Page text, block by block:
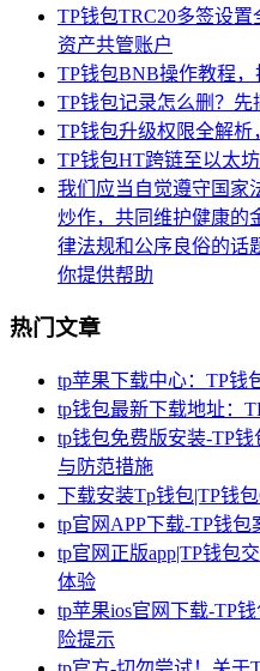
TP钱包TRC20多签设
资产共管账户
TP钱包BNB操作教程
TP钱包记录怎么删？
TP钱包升级权限全解
TP钱包HT跨链至以太
我们应当自觉遵守国家
炒作，共同维护健康的
律法规和公序良俗的话
你提供帮助
热门文章
tp苹果下载中心：TP钱
tp钱包最新下载地址：
tp钱包免费版安装-TP
与防范措施
下载安装Tp钱包|TP钱
tp官网APP下载-TP钱
tp官网正版app|TP钱包
体验
tp苹果ios官网下载-TP
险提示